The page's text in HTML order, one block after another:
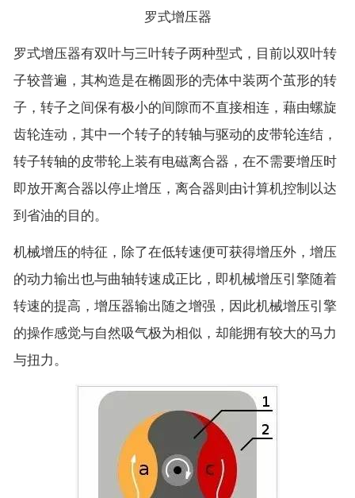
罗式增压器
罗式增压器有双叶与三叶转子两种型式，目前以双叶转
子较普遍，其构造是在椭圆形的壳体中装两个茧形的转
子，转子之间保有极小的间隙而不直接相连，藉由螺旋
齿轮连动，其中一个转子的转轴与驱动的皮带轮连结，
转子转轴的皮带轮上装有电磁离合器，在不需要增压时
即放开离合器以停止增压，离合器则由计算机控制以达
到省油的目的。
机械增压的特征，除了在低转速便可获得增压外，增压
的动力输出也与曲轴转速成正比，即机械增压引擎随着
转速的提高，增压器输出随之增强，因此机械增压引擎
的操作感觉与自然吸气极为相似，却能拥有较大的马力
与扭力。